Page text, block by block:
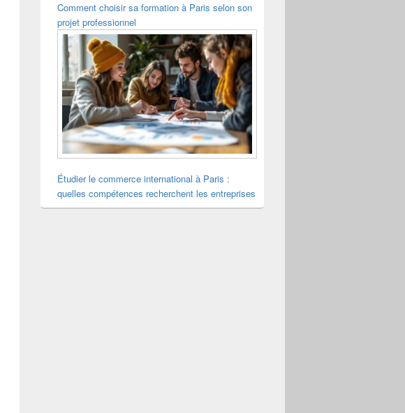
Comment choisir sa formation à Paris selon son
projet professionnel
Étudier le commerce international à Paris :
quelles compétences recherchent les entreprises